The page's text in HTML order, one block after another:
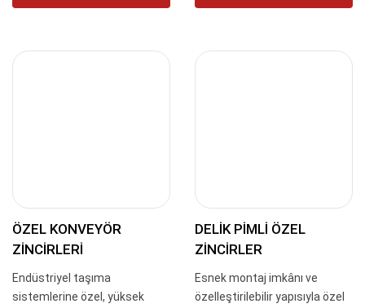
ÖZEL KONVEYÖR
ZINCIRLERI
Endüstriyel taşıma
sistemlerine özel, yüksek
DELIK PIMLI ÖZEL
ZINCIRLER
Esnek montaj imkânı ve
özelleştirilebilir yapısıyla özel